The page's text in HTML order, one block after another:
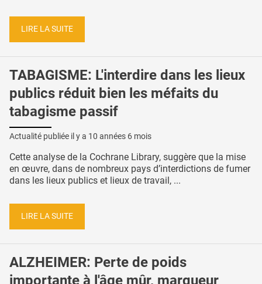
LIRE LA SUITE
TABAGISME: L'interdire dans les lieux
publics réduit bien les méfaits du
tabagisme passif
Actualité publiée il y a 10 années 6 mois
Cette analyse de la Cochrane Library, suggère que la mise
en œuvre, dans de nombreux pays d’interdictions de fumer
dans les lieux publics et lieux de travail, ...
LIRE LA SUITE
ALZHEIMER: Perte de poids
importante à l'âge mûr, marqueur